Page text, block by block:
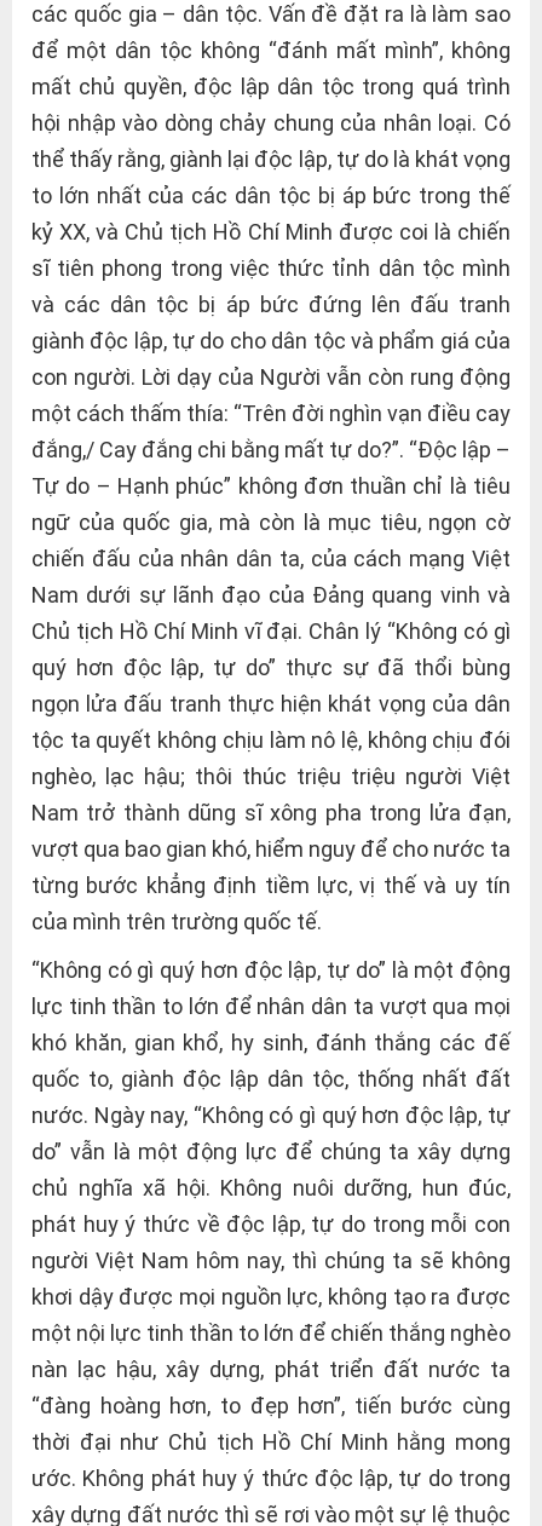
các quốc gia – dân tộc. Vấn đề đặt ra là làm sao
để một dân tộc không “đánh mất mình”, không
mất chủ quyền, độc lập dân tộc trong quá trình
hội nhập vào dòng chảy chung của nhân loại. Có
thể thấy rằng, giành lại độc lập, tự do là khát vọng
to lớn nhất của các dân tộc bị áp bức trong thế
kỷ XX, và Chủ tịch Hồ Chí Minh được coi là chiến
sĩ tiên phong trong việc thức tỉnh dân tộc mình
và các dân tộc bị áp bức đứng lên đấu tranh
giành độc lập, tự do cho dân tộc và phẩm giá của
con người. Lời dạy của Người vẫn còn rung động
một cách thấm thía: “Trên đời nghìn vạn điều cay
đắng,/ Cay đắng chi bằng mất tự do?”. “Độc lập –
Tự do – Hạnh phúc” không đơn thuần chỉ là tiêu
ngữ của quốc gia, mà còn là mục tiêu, ngọn cờ
chiến đấu của nhân dân ta, của cách mạng Việt
Nam dưới sự lãnh đạo của Đảng quang vinh và
Chủ tịch Hồ Chí Minh vĩ đại. Chân lý “Không có gì
quý hơn độc lập, tự do” thực sự đã thổi bùng
ngọn lửa đấu tranh thực hiện khát vọng của dân
tộc ta quyết không chịu làm nô lệ, không chịu đói
nghèo, lạc hậu; thôi thúc triệu triệu người Việt
Nam trở thành dũng sĩ xông pha trong lửa đạn,
vượt qua bao gian khó, hiểm nguy để cho nước ta
từng bước khẳng định tiềm lực, vị thế và uy tín
của mình trên trường quốc tế.
“Không có gì quý hơn độc lập, tự do” là một động
lực tinh thần to lớn để nhân dân ta vượt qua mọi
khó khăn, gian khổ, hy sinh, đánh thắng các đế
quốc to, giành độc lập dân tộc, thống nhất đất
nước. Ngày nay, “Không có gì quý hơn độc lập, tự
do” vẫn là một động lực để chúng ta xây dựng
chủ nghĩa xã hội. Không nuôi dưỡng, hun đúc,
phát huy ý thức về độc lập, tự do trong mỗi con
người Việt Nam hôm nay, thì chúng ta sẽ không
khơi dậy được mọi nguồn lực, không tạo ra được
một nội lực tinh thần to lớn để chiến thắng nghèo
nàn lạc hậu, xây dựng, phát triển đất nước ta
“đàng hoàng hơn, to đẹp hơn”, tiến bước cùng
thời đại như Chủ tịch Hồ Chí Minh hằng mong
ước. Không phát huy ý thức độc lập, tự do trong
xây dựng đất nước thì sẽ rơi vào một sự lệ thuộc